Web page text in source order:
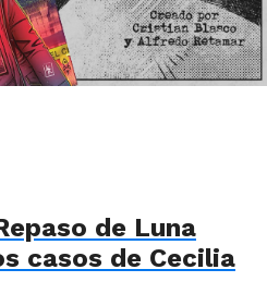
de Luna
casos de Cecilia